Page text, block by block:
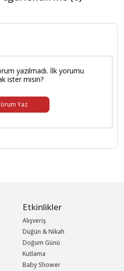
yazılmadı. İlk yorumu
ister misin?
Yaz
Etkinlikler
Alışveriş
Düğün & Nikah
Doğum Günü
Kutlama
Baby Shower